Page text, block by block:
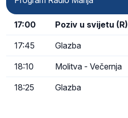
17:00 Poziv u svijetu (R)
17:45 Glazba
18:10 Molitva - Večernja
18:25 Glazba